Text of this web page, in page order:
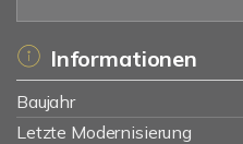
Informationen
Baujahr
Letzte Modernisierung